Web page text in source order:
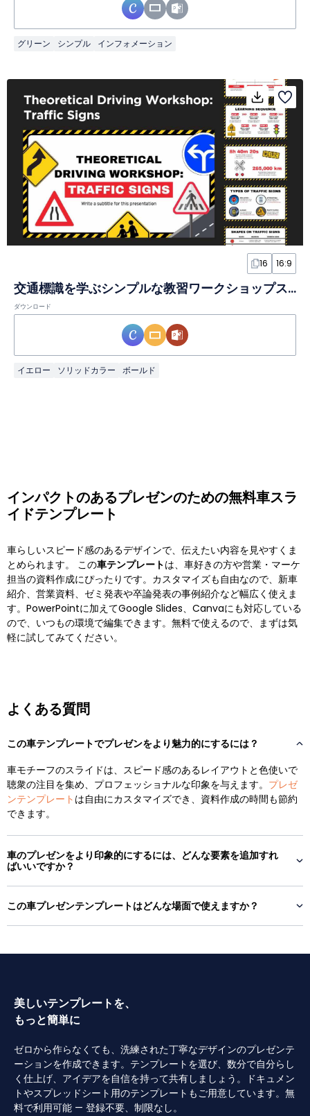
グリーン シンプル インフォメーション
16 16:9
交通標識を学ぶシンプルな教習ワークショップスライド
ダウンロード
イエロー ソリッドカラー ボールド
インパクトのあるプレゼンのための無料車スラ
イドテンプレート
車らしいスピード感のあるデザインで、伝えたい内容を見やすくま
とめられます。 この車テンプレートは、車好きの方や営業・マーケ
担当の資料作成にぴったりです。カスタマイズも自由なので、新車
紹介、営業資料、ゼミ発表や卒論発表の事例紹介など幅広く使えま
す。PowerPointに加えてGoogle Slides、Canvaにも対応している
ので、いつもの環境で編集できます。無料で使えるので、まずは気
軽に試してみてください。
よくある質問
この車テンプレートでプレゼンをより魅力的にするには？
車モチーフのスライドは、スピード感のあるレイアウトと色使いで
聴衆の注目を集め、プロフェッショナルな印象を与えます。 プレゼ
ンテンプレート は自由にカスタマイズでき、資料作成の時間も節約
できます。
車のプレゼンをより印象的にするには、どんな要素を追加すれ
ばいいですか？
この車プレゼンテンプレートはどんな場面で使えますか？
美しいテンプレートを、
もっと簡単に
ゼロから作らなくても、洗練された丁寧なデザインのプレゼンテ
ーションを作成できます。テンプレートを選び、数分で自分らし
く仕上げ、アイデアを自信を持って共有しましょう。ドキュメン
トやスプレッドシート用のテンプレートもご用意しています。無
料で利用可能 — 登録不要、制限なし。